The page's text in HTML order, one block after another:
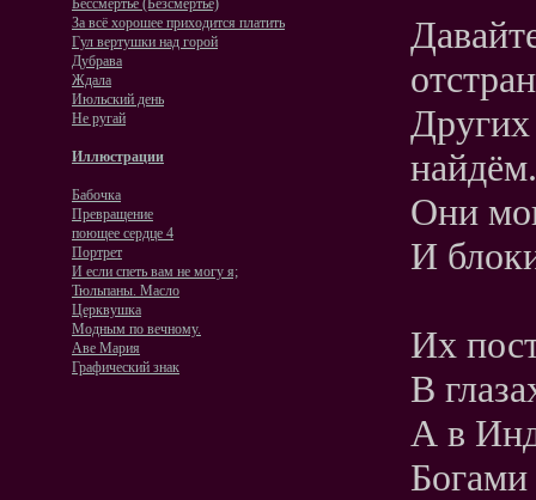
Бессмертье (Безсмертье)
За всё хорошее приходится платить
Гул вертушки над горой
Дубрава
Ждала
Июльский день
Не ругай
Иллюстрации
Бабочка
Превращение
поющее сердце 4
Портрет
И если спеть вам не могу я;
Тюльпаны. Масло
Церквушка
Модным по вечному.
Аве Мария
Графический знак
найдём.
Они
И
Их
В
А в
Богами